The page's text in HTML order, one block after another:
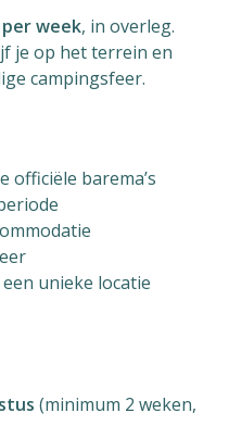
per week, in overleg.
je op het terrein en
campingsfeer.
officiële barema’s
unieke locatie
(minimum 2 weken,